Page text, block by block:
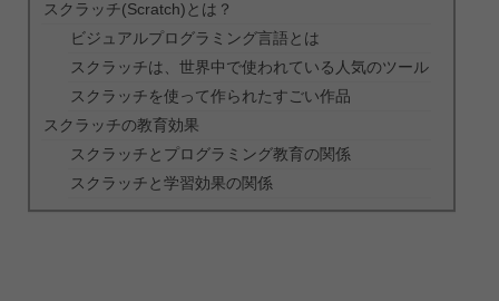
スクラッチ(Scratch)とは？
ビジュアルプログラミング言語とは
スクラッチは、世界中で使われている人気のツール
スクラッチを使って作られたすごい作品
スクラッチの教育効果
スクラッチとプログラミング教育の関係
スクラッチと学習効果の関係